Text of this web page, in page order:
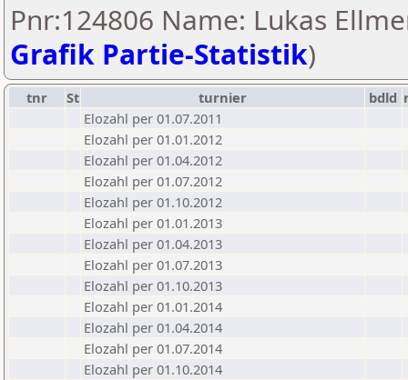
Pnr:124806 Name: Lukas
Grafik Partie-Statistik)
tnr St turnier bdld
Elozahl per 01.07.2011
Elozahl per 01.01.2012
Elozahl per 01.04.2012
Elozahl per 01.07.2012
Elozahl per 01.10.2012
Elozahl per 01.01.2013
Elozahl per 01.04.2013
Elozahl per 01.07.2013
Elozahl per 01.10.2013
Elozahl per 01.01.2014
Elozahl per 01.04.2014
Elozahl per 01.07.2014
Elozahl per 01.10.2014